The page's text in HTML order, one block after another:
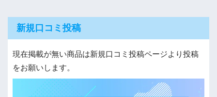
新規口コミ投稿
現在掲載が無い商品は新規口コミ投稿ページより投稿
をお願いします。